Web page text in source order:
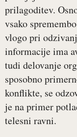
prilagoditev.
vsako
vlogo pri
informacije ima
tudi delovanje
sposobno
konflikte, se
je na primer
telesni ravni.